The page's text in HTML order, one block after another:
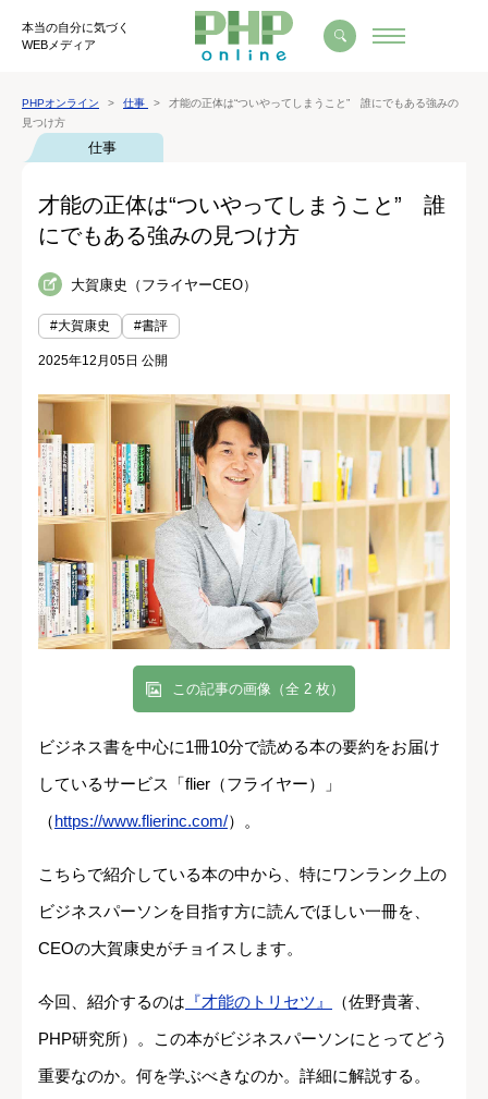
本当の自分に気づく
WEBメディア
PHPオンライン 仕事
才能の正体は“ついやってしまうこと” 誰にでもある強みの
見つけ方
仕事
才能の正体は“ついやってしまうこと” 誰
にでもある強みの見つけ方
大賀康史（フライヤーCEO）
#大賀康史 #書評
2025年12月05日 公開
この記事の画像（全 2 枚）
ビジネス書を中心に1冊10分で読める本の要約をお届け
しているサービス「flier（フライヤー）」
（https://www.flierinc.com/）。
こちらで紹介している本の中から、特にワンランク上の
ビジネスパーソンを目指す方に読んでほしい一冊を、
CEOの大賀康史がチョイスします。
今回、紹介するのは 『才能のトリセツ』
（佐野貴著、
PHP研究所）。この本がビジネスパーソンにとってどう
重要なのか。何を学ぶべきなのか。詳細に解説する。